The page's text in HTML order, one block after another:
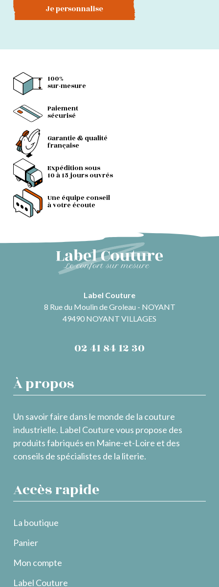
Je personnalise
100%
sur-mesure
Paiement
sécurisé
Garantie & qualité
française
Expédition sous
10 à 15 jours ouvrés
Une équipe conseil
à votre écoute
Label Couture
8 Rue du Moulin de Groleau - NOYANT
49490 NOYANT VILLAGES
02 41 84 12 30
À propos
Un savoir faire dans le monde de la couture
industrielle. Label Couture vous propose des
produits fabriqués en Maine-et-Loire et des
conseils de spécialistes de la literie.
Accès rapide
La boutique
Panier
Mon compte
Label Couture